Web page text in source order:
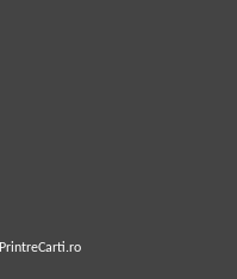
PrintreCarti.ro